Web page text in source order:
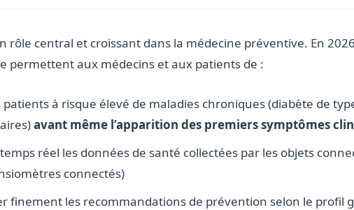
rôle central et croissant dans la médecine préventive. En
permettent aux médecins et aux patients de :
à risque élevé de maladies chroniques (diabète de
avant même l’apparition des premiers symptômes
réel les données de santé collectées par les objets
connectés)
finement les recommandations de prévention selon le profil